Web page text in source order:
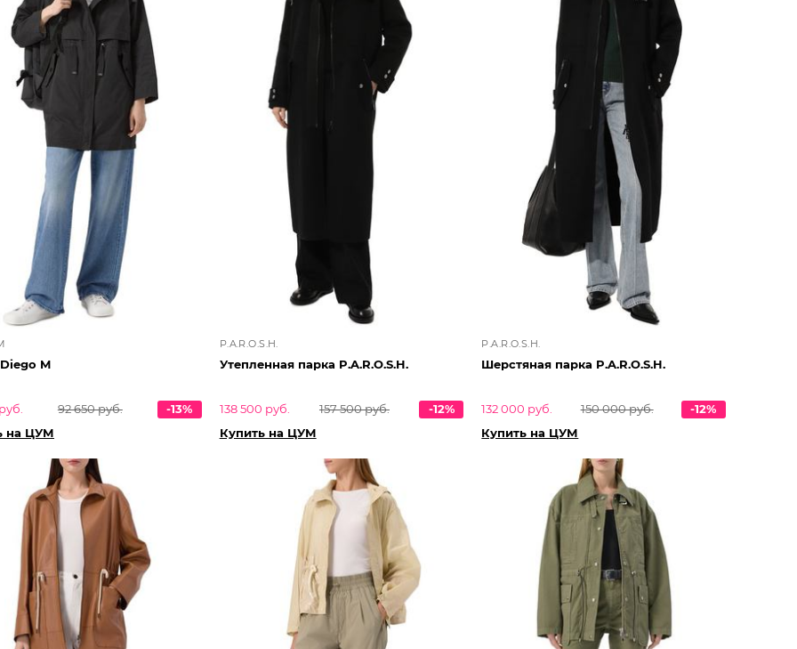
M
92 650 руб.
-13%
на ЦУМ
P.A.R.O.S.H.
Утепленная парка P.A.R.O.S.H.
138 500 руб. 157 500 руб.
-12%
Купить на ЦУМ
P.A.R.O.S.H.
Шерстяная парка P.A.R.O.S.H.
132 000 руб. 150 000 руб.
-12%
Купить на ЦУМ